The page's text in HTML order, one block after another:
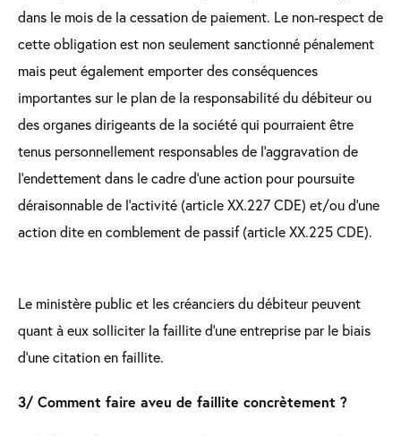
dans le mois de la cessation de paiement. Le non-respect de
cette obligation est non seulement sanctionné pénalement
mais peut également emporter des conséquences
importantes sur le plan de la responsabilité du débiteur ou
des organes dirigeants de la société qui pourraient être
tenus personnellement responsables de l’aggravation de
l’endettement dans le cadre d’une action pour poursuite
déraisonnable de l’activité (article XX.227 CDE) et/ou d’une
action dite en comblement de passif (article XX.225 CDE).
Le ministère public et les créanciers du débiteur peuvent
quant à eux solliciter la faillite d’une entreprise par le biais
d’une citation en faillite.
3/ Comment faire aveu de faillite concrètement ?